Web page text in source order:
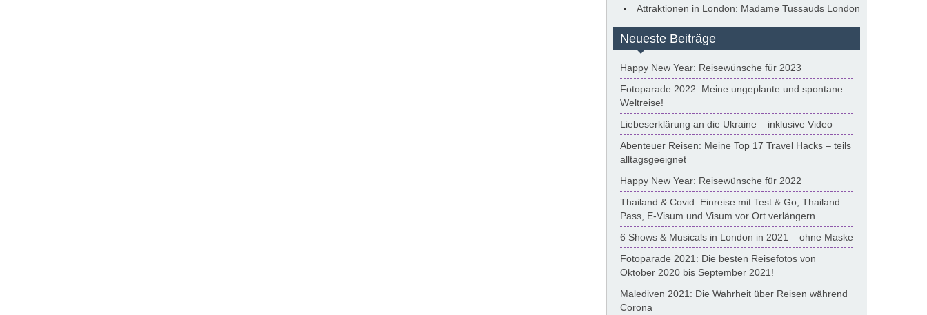
Attraktionen in London: Madame Tussauds London
Neueste Beiträge
Happy New Year: Reisewünsche für 2023
Fotoparade 2022: Meine ungeplante und spontane
Weltreise!
Liebeserklärung an die Ukraine – inklusive Video
Abenteuer Reisen: Meine Top 17 Travel Hacks – teils
alltagsgeeignet
Happy New Year: Reisewünsche für 2022
Thailand & Covid: Einreise mit Test & Go, Thailand
Pass, E-Visum und Visum vor Ort verlängern
6 Shows & Musicals in London in 2021 – ohne Maske
Fotoparade 2021: Die besten Reisefotos von
Oktober 2020 bis September 2021!
Malediven 2021: Die Wahrheit über Reisen während
Corona